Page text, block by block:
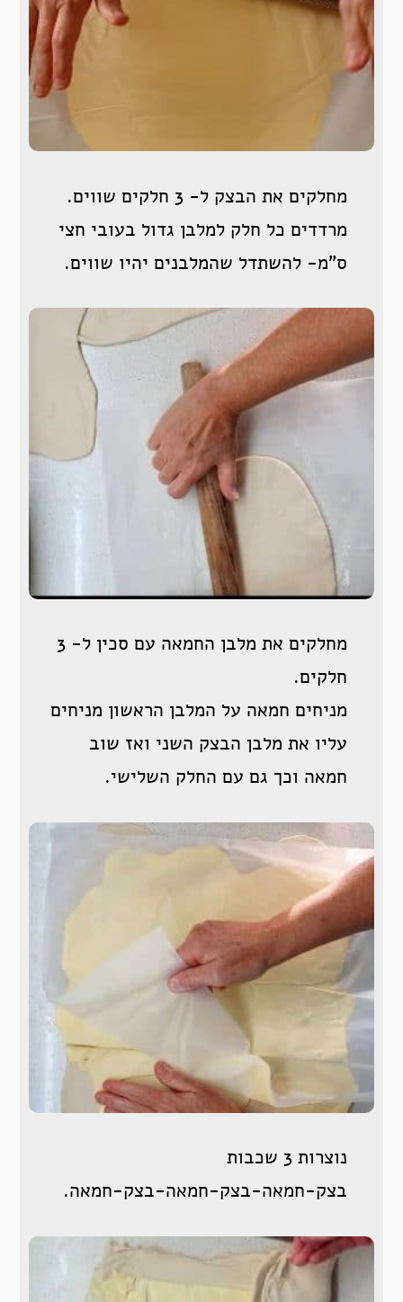
מחלקים את הבצק ל- 3 חלקים שווים.
מרדדים כל חלק למלבן גדול בעובי חצי
ס”מ- להשתדל שהמלבנים יהיו שווים.
מחלקים את מלבן החמאה עם סכין ל- 3
חלקים.
מניחים חמאה על המלבן הראשון מניחים
עליו את מלבן הבצק השני ואז שוב
חמאה וכך גם עם החלק השלישי.
נוצרות 3 שכבות
בצק-חמאה-בצק-חמאה-בצק-חמאה.